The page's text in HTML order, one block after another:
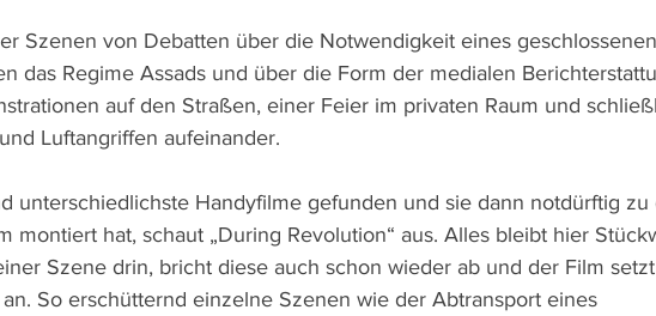
Szenen von Debatten über die Notwendigkeit eines geschlossenen
das Regime Assads und über die Form der medialen
auf den Straßen, einer Feier im privaten Raum und
Luftangriffen aufeinander.
unterschiedlichste Handyfilme gefunden und sie dann notdürftig zu
montiert hat, schaut „During Revolution“ aus. Alles bleibt hier
Szene drin, bricht diese auch schon wieder ab und der Film setzt
So erschütternd einzelne Szenen wie der Abtransport eines